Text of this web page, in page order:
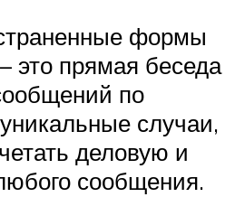
формы
это прямая беседа
по
случаи,
деловую и
сообщения.